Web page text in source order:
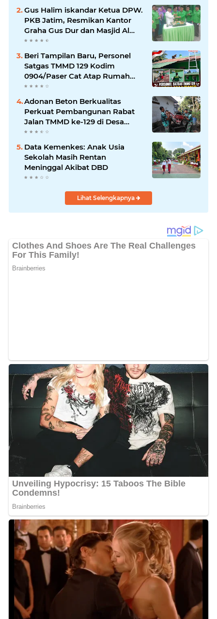
Gus Halim iskandar Ketua DPW.
PKB Jatim, Resmikan Kantor
Graha Gus Dur dan Masjid Al
Iskandariyah, dorong Jadi Pusat
Umat.
Beri Tampilan Baru, Personel
Satgas TMMD 129 Kodim
0904/Paser Cat Atap Rumah
Marbot
Adonan Beton Berkualitas
Perkuat Pembangunan Rabat
Jalan TMMD ke-129 di Desa
Ledoktempuro
Data Kemenkes: Anak Usia
Sekolah Masih Rentan
Meninggal Akibat DBD
Lihat Selengkapnya